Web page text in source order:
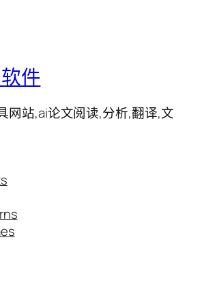
件
网站,ai论文阅读,分析,翻译,文